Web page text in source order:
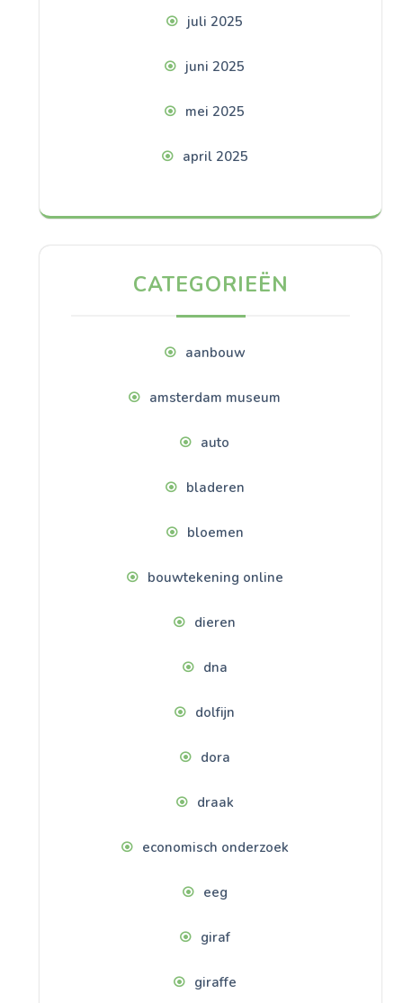
juli 2025
juni 2025
mei 2025
april 2025
CATEGORIEËN
aanbouw
amsterdam museum
auto
bladeren
bloemen
bouwtekening online
dieren
dna
dolfijn
dora
draak
economisch onderzoek
eeg
giraf
giraffe